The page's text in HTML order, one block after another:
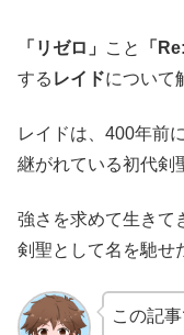
「リゼロ」 こと 「
する レイドについて
レイドは、400年前
継がれている初代剣
強さを求めて生きて
剣聖として名を馳せ
この記